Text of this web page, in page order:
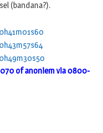
(bandana?).
of anoniem via 0800-